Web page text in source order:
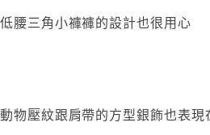
低腰三角小褲褲的設計也很用心
動物壓紋跟肩帶的方型銀飾也表現